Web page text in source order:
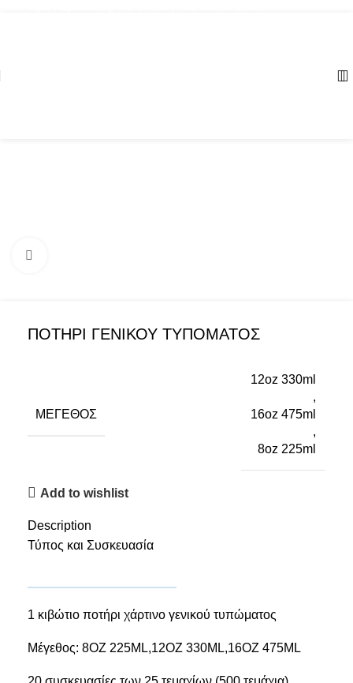
ΠΟΤΗΡΙ ΓΕΝΙΚΟΥ ΤΥΠΟΜΑΤΟΣ
ΜΈΓΕΘΟΣ
12oz 330ml
,
16oz 475ml
,
8oz 225ml
Add to wishlist
Description
Τύπος και Συσκευασία
1 κιβώτιο ποτήρι χάρτινο γενικού τυπώματος
Μέγεθος: 8ΟΖ 225ML,12OZ 330ML,16OZ 475ML